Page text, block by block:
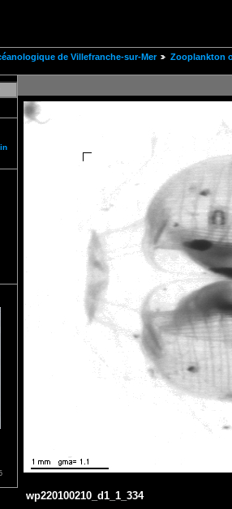
de Villefranche-sur-Mer
Zooplankton
wp220100210_d1_1_334